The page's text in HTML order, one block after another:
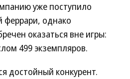
уже поступило
феррари, однако
оказаться вне игры:
499 экземпляров.
достойный конкурент.